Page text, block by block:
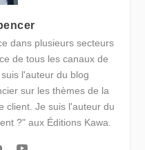
dans plusieurs secteurs
de tous les canaux de
l'auteur du blog
sur les thèmes de la
client. Je suis l'auteur du
?" aux Éditions Kawa.